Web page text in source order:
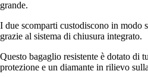
grande.
I due scomparti custodiscono in modo
grazie al sistema di chiusura integrato.
Questo bagaglio resistente è dotato di
protezione e un diamante in rilievo